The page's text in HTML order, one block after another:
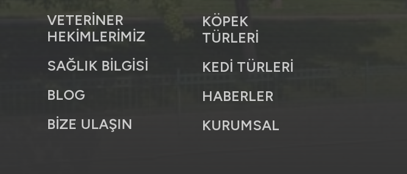
VETERİNER
HEKİMLERİMİZ
SAĞLIK BİLGİSİ
BLOG
BİZE ULAŞIN
KÖPEK
TÜRLERİ
KEDİ TÜRLERİ
HABERLER
KURUMSAL